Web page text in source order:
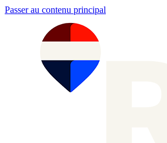
Passer au contenu principal